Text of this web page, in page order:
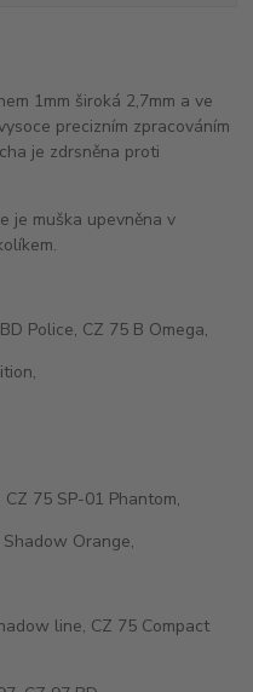
1mm široká 2,7mm a ve
precizním zpracováním
je zdrsněna proti
je muška upevněna v
Police, CZ 75 B Omega,
75 SP-01 Phantom,
Orange,
line, CZ 75 Compact